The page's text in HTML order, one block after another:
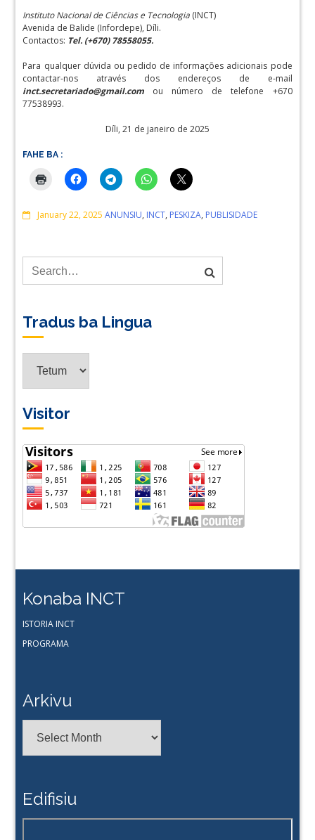
Instituto Nacional de Ciências e Tecnologia (INCT)
Avenida de Balide (Infordepe), Díli.
Contactos: Tel. (+670) 78558055.
Para qualquer dúvida ou pedido de informações adicionais pode
contactar-nos através dos endereços de e-mail
inct.secretariado@gmail.com ou número de telefone +670
77538993.
Díli, 21 de janeiro de 2025
FAHE BA :
January 22, 2025 Comments
ANUNSIU, INCT, PESKIZA, PUBLISIDADE
Tradus ba Lingua
Visitor
Konaba INCT
ISTORIA INCT
PROGRAMA
Arkivu
Edifisiu